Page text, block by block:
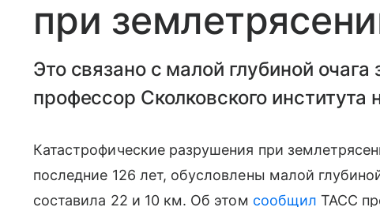
при
Это связано с малой глубиной
профессор Сколковского института
Катастрофические разрушения при
последние 126 лет, обусловлены малой
составила 22 и 10 км. Об этом сообщилТАСС